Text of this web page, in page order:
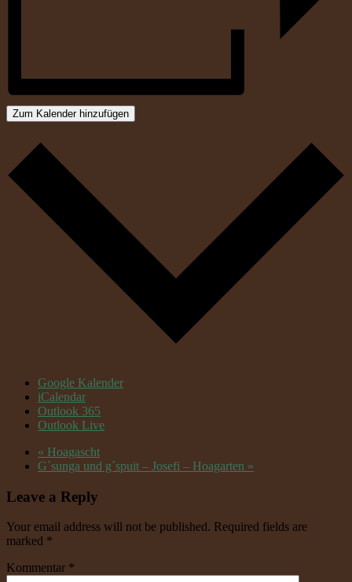
Zum Kalender hinzufügen
Google Kalender
iCalendar
Outlook 365
Outlook Live
« Hoagascht
G´sunga und g´spuit – Josefi – Hoagarten »
Leave a Reply
Your email address will not be published. Required fields are
marked *
Kommentar *